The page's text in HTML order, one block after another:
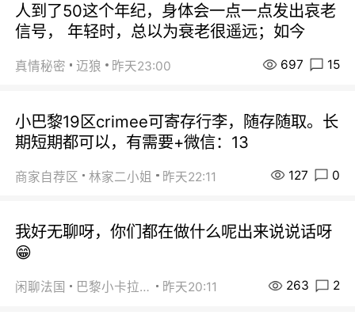
人到了50这个年纪，身体会一点一点发出哀老
信号， 年轻时，总以为衰老很遥远；如今
真情秘密 迈狼 昨天23:00 697 15
小巴黎19区crimee可寄存行李，随存随取。长
期短期都可以，有需要+微信：13
商家自荐区 林家二小姐 昨天22:11 127 0
我好无聊呀，你们都在做什么呢出来说说话呀
😁
闲聊法国 巴黎小卡拉咪 昨天20:11 263 2